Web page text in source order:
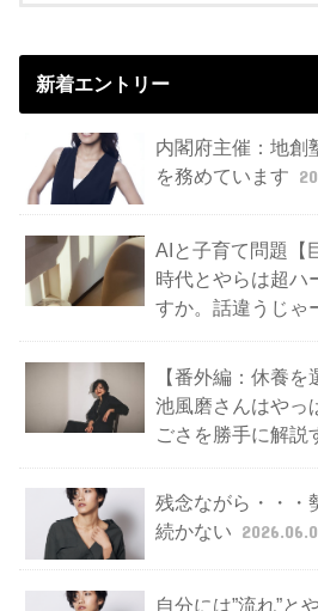
新着エントリー
内閣府主催：地創
を務めています
AIと子育て問題【
時代とやらは超ハ
すか。話違うじゃ
【番外編：休養
池風磨さんはやっ
ごさを勝手に解説
残念ながら・・・
続かない
自分には”流れ”と